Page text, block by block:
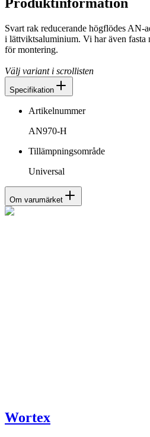
Svart rak reducerande högflödes AN-
i lättviktsaluminium. Vi har även fasta
för montering.
Välj variant i scrollisten
Specifikation
Artikelnummer
AN970-H
Tillämpningsområde
Universal
Om varumärket
Wortex